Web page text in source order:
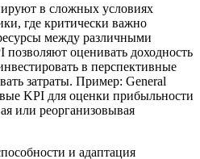
в сложных условиях
где критически важно
между различными
оценивать доходность
в перспективные
затраты. Пример: General
KPI для оценки прибыльности
или реорганизовывая
и адаптация